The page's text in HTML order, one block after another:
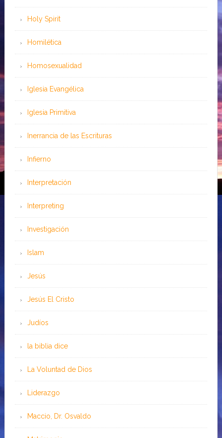
Holy Spirit
Homilética
Homosexualidad
Iglesia Evangélica
Iglesia Primitiva
Inerrancia de las Escrituras
Infierno
Interpretación
Interpreting
Investigación
Islam
Jesús
Jesús El Cristo
Judíos
la biblia dice
La Voluntad de Dios
Liderazgo
Maccio, Dr. Osvaldo